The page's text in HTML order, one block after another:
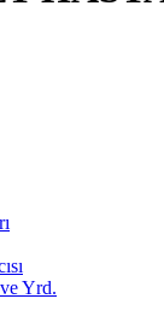
Yrd.